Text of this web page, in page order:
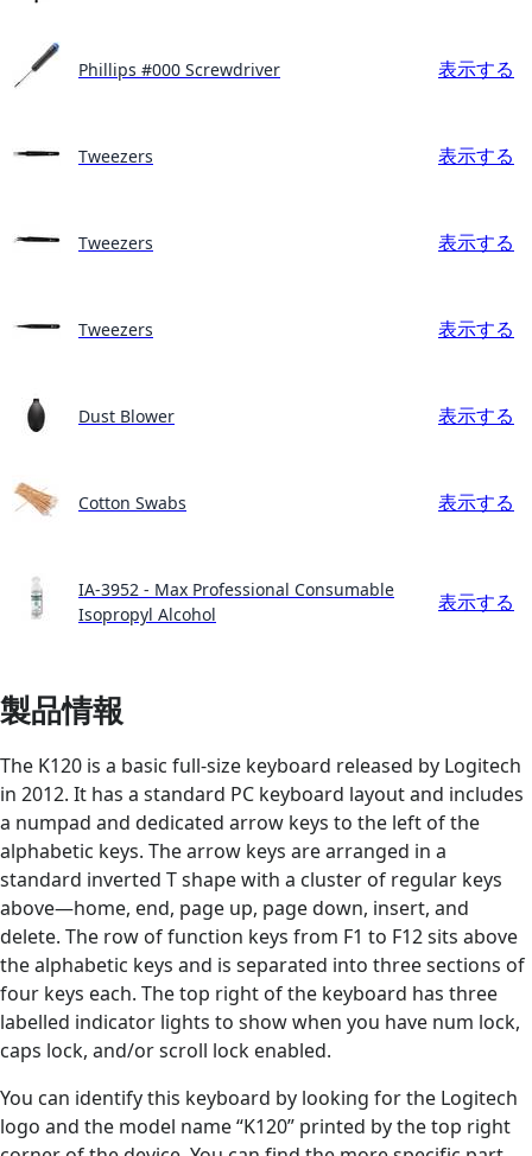
Phillips #000 Screwdriver 表示する
Tweezers 表示する
Tweezers 表示する
Tweezers 表示する
Dust Blower 表示する
Cotton Swabs 表示する
IA-3952 - Max Professional Consumable
Isopropyl Alcohol
表示する
製品情報
The K120 is a basic full-size keyboard released by Logitech
in 2012. It has a standard PC keyboard layout and includes
a numpad and dedicated arrow keys to the left of the
alphabetic keys. The arrow keys are arranged in a
standard inverted T shape with a cluster of regular keys
above—home, end, page up, page down, insert, and
delete. The row of function keys from F1 to F12 sits above
the alphabetic keys and is separated into three sections of
four keys each. The top right of the keyboard has three
labelled indicator lights to show when you have num lock,
caps lock, and/or scroll lock enabled.
You can identify this keyboard by looking for the Logitech
logo and the model name “K120” printed by the top right